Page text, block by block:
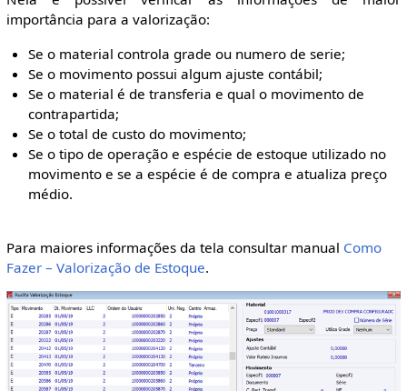
importância para a valorização:
Se o material controla grade ou numero de serie;
Se o movimento possui algum ajuste contábil;
Se o material é de transferia e qual o movimento de
contrapartida;
Se o total de custo do movimento;
Se o tipo de operação e espécie de estoque utilizado no
movimento e se a espécie é de compra e atualiza preço
médio.
Para maiores informações da tela consultar manual Como
Fazer – Valorização de Estoque.